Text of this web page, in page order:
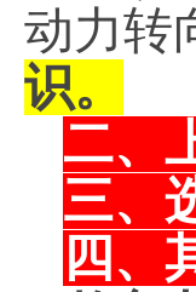
动力转
识。
二、
三、
四、